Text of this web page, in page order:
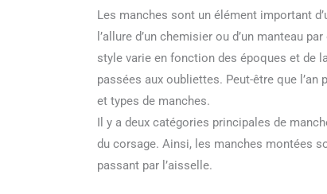
Les manches sont un élément important
l’allure d’un chemisier ou d’un manteau
style varie en fonction des époques et de
passées aux oubliettes. Peut-être que
et types de manches.
Il y a deux catégories principales de
du corsage. Ainsi, les manches montées
passant par l’aisselle.